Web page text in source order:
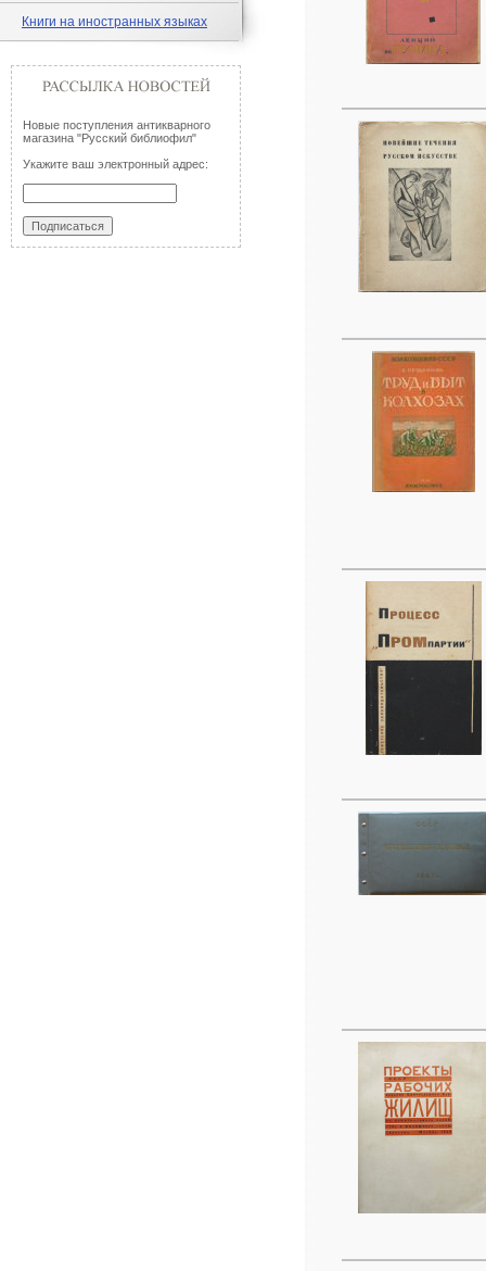
Книги на иностранных языках
Новые поступления антикварного
магазина "Русский библиофил"
Укажите ваш электронный адрес: